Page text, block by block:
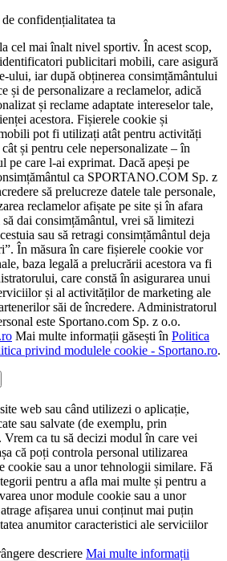
confidențialitatea ta
cel mai înalt nivel sportiv. În acest scop,
publicitari mobili, care asigură
ului, iar după obținerea consimțământului
și de personalizare a reclamelor, adică
și reclame adaptate intereselor tale,
acestora. Fișierele cookie și
pot fi utilizați atât pentru activități
și pentru cele nepersonalizate – în
pe care l-ai exprimat. Dacă apeși pe
ca SPORTANO.COM Sp. z
să prelucreze datele tale personale,
reclamelor afișate pe site și în afara
dai consimțământul, vrei să limitezi
sau să retragi consimțământul deja
În măsura în care fișierele cookie vor
baza legală a prelucrării acestora va fi
care constă în asigurarea unui
și al activităților de marketing ale
săi de încredere. Administratorul
este Sportano.com Sp. z o.o.
Mai multe informații găsești în Politica
privind modulele cookie - Sportano.ro.
web sau când utilizezi o aplicație,
sau salvate (de exemplu, prin
ca tu să decizi modul în care vei
că poți controla personal utilizarea
cookie sau a unor tehnologii similare. Fă
pentru a afla mai multe și pentru a
unor module cookie sau a unor
afișarea unui conținut mai puțin
anumitor caracteristici ale serviciilor
descriere Mai multe informații